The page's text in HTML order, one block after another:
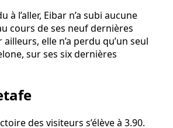
à l’aller, Eibar n’a subi aucune
cours de ses neuf dernières
elle n’a perdu qu’un seul
sur ses six dernières
des visiteurs s’élève à 3.90.